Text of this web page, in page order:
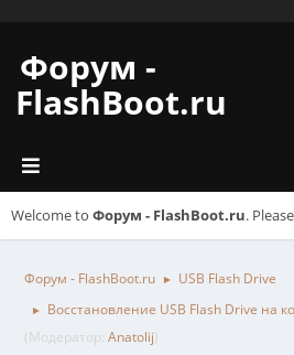
Форум -
FlashBoot.ru
Welcome to Форум - FlashBoot.ru. Please
Форум - FlashBoot.ru ► USB Flash Drive
►
Восстановление USB Flash Drive на
(Модератор: Anatolij)